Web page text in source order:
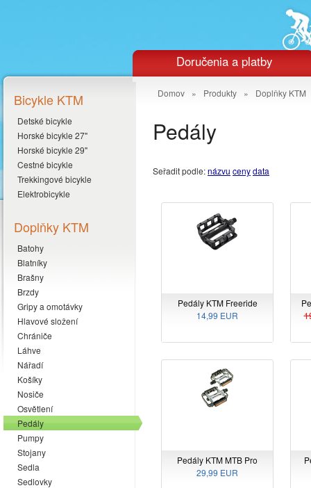
Doručenia a platby
Bicykle KTM
Detské bicykle
Horské bicykle 27"
Horské bicykle 29"
Cestné bicykle
Trekkingové bicykle
Elektrobicykle
Doplňky KTM
Batohy
Blatníky
Brašny
Brzdy
Gripy a omotávky
Hlavové složení
Chrániče
Láhve
Nářadí
Košíky
Nosiče
Osvětlení
Pedály
Pumpy
Stojany
Sedla
Sedlovky
Domov » Produkty » Doplňky KTM
Pedály
Seřadit podle:názvu cenydata
Pedály KTM Freeride
14,99 EUR
Pedály KTM MTB Pro
29,99 EUR